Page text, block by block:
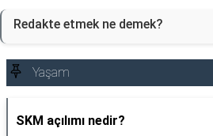
Redakte etmek ne demek?
Yaşam
SKM açılımı nedir?